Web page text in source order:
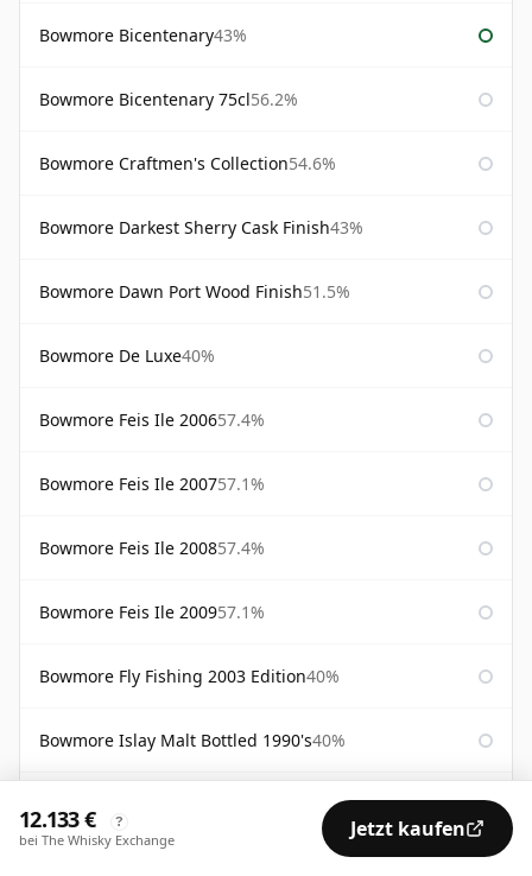
Bowmore Bicentenary43%
Bowmore Bicentenary 75cl56.2%
Bowmore Craftmen's Collection54.6%
Bowmore Darkest Sherry Cask Finish43%
Bowmore Dawn Port Wood Finish51.5%
Bowmore De Luxe40%
Bowmore Feis Ile 200657.4%
Bowmore Feis Ile 200757.1%
Bowmore Feis Ile 200857.4%
Bowmore Feis Ile 200957.1%
Bowmore Fly Fishing 2003 Edition40%
Bowmore Islay Malt Bottled 1990's40%
12.133 € ?
bei The Whisky Exchange Jetzt kaufen